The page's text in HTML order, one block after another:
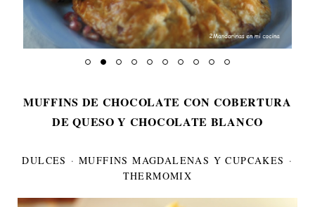
MUFFINS DE CHOCOLATE CON COBERTURA
DE QUESO Y CHOCOLATE BLANCO
DULCES ·MUFFINS MAGDALENAS Y CUPCAKES ·
THERMOMIX